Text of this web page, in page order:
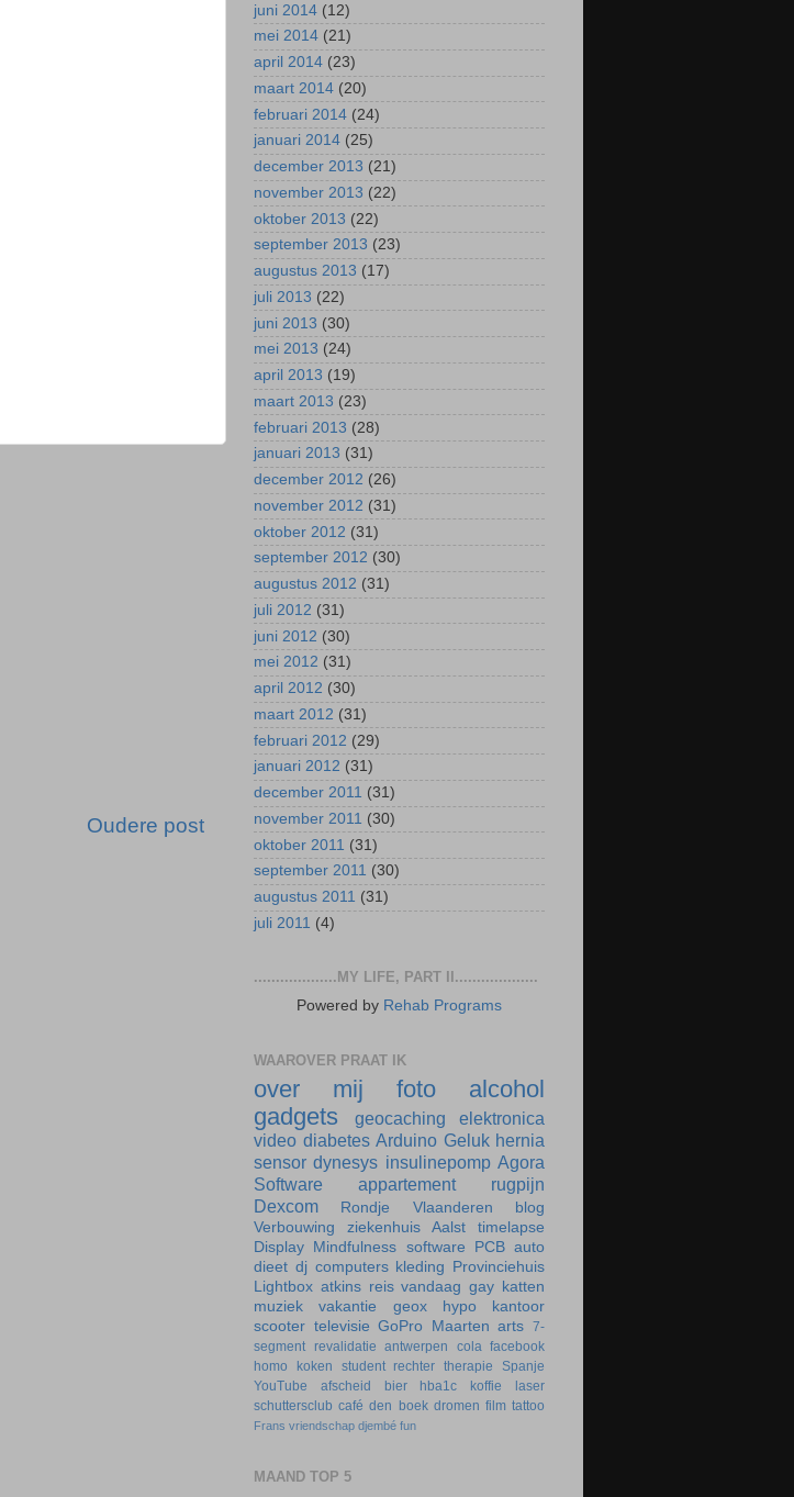
Oudere post
juni 2014 (12)
mei 2014 (21)
april 2014 (23)
maart 2014 (20)
februari 2014 (24)
januari 2014 (25)
december 2013 (21)
november 2013 (22)
oktober 2013 (22)
september 2013 (23)
augustus 2013 (17)
juli 2013 (22)
juni 2013 (30)
mei 2013 (24)
april 2013 (19)
maart 2013 (23)
februari 2013 (28)
januari 2013 (31)
december 2012 (26)
november 2012 (31)
oktober 2012 (31)
september 2012 (30)
augustus 2012 (31)
juli 2012 (31)
juni 2012 (30)
mei 2012 (31)
april 2012 (30)
maart 2012 (31)
februari 2012 (29)
januari 2012 (31)
december 2011 (31)
november 2011 (30)
oktober 2011 (31)
september 2011 (30)
augustus 2011 (31)
juli 2011 (4)
...................MY LIFE, PART II...................
Powered by Rehab Programs
WAAROVER PRAAT IK
over mij foto
alcohol
gadgets
geocaching
elektronica
video diabetes Arduino Geluk hernia
sensor dynesys insulinepomp Agora
Software
appartement
rugpijn
Dexcom
Rondje Vlaanderen
blog
Verbouwing
ziekenhuis Aalst
timelapse
Display
Mindfulness software PCB auto
dieet dj computers kleding
Provinciehuis
Lightbox atkins reis vandaag gay katten
muziek
vakantie geox hypo
kantoor
scooter televisie GoPro Maarten arts 7-
segment revalidatie antwerpen cola facebook
homo
koken student rechter therapie
Spanje
YouTube
afscheid bier hba1c koffie
laser
schuttersclub café den boek dromen film tattoo
Frans vriendschap djembé fun
MAAND TOP 5